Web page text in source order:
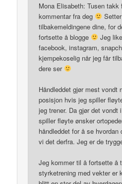
Mona Elisabeth: Tusen takk
kommentar fra deg
tilbakemeldingene dine, for
fortsette å blogge
Jeg
facebook, instagram,
kjempekoselig når jeg får
dere ser
Håndleddet gjør mest vondt
posisjon hvis jeg spiller
jeg trener. Da gjør det vondt
spiller fløyte ønsker
håndleddet for å se
vi det derfra. Jeg er de
Jeg kommer til å fortsette å
styrketrening med vekter er